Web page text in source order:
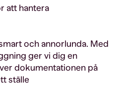
att hantera
och annorlunda. Med
ger vi dig en
dokumentationen på
ställe